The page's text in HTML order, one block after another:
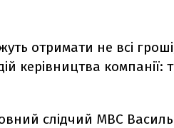
отримати не всі
керівництва компанії:
слідчий МВС Василь